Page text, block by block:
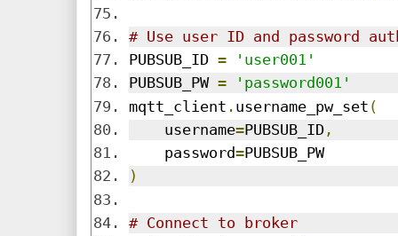
# Use user ID and password
PUBSUB_ID =
'user001'
PUBSUB_PW =
'password001'
mqtt_client . username_pw_set (
    username
=PUBSUB_ID ,
    password
=PUBSUB_PW
)
# Connect to broker